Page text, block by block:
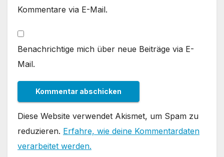
Kommentare via E-Mail.
Benachrichtige mich über neue Beiträge via E-
Mail.
Diese Website verwendet Akismet, um Spam zu
reduzieren. Erfahre, wie deine Kommentardaten
verarbeitet werden.